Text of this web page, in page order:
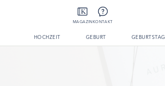
MAGAZINKONTAKT
HOCHZEIT GEBURT GEBURTSTAG